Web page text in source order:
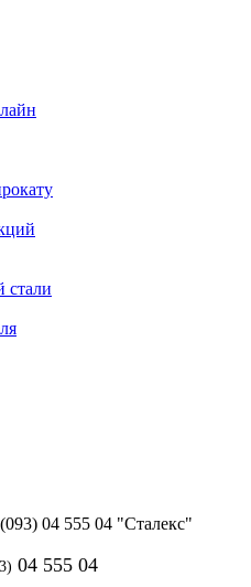
стали
(093) 04 555 04 "Сталекс"
04 555 04